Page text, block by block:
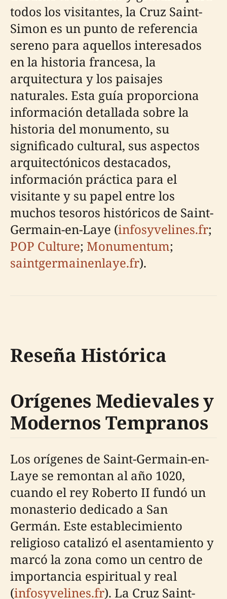
todos los visitantes, la Cruz Saint-
Simon es un punto de referencia
sereno para aquellos interesados
en la historia francesa, la
arquitectura y los paisajes
naturales. Esta guía proporciona
información detallada sobre la
historia del monumento, su
significado cultural, sus aspectos
arquitectónicos destacados,
información práctica para el
visitante y su papel entre los
muchos tesoros históricos de Saint-
Germain-en-Laye (infosyvelines.fr;
POP Culture; Monumentum;
saintgermainenlaye.fr).
Reseña Histórica
Orígenes Medievales y
Modernos Tempranos
Los orígenes de Saint-Germain-en-
Laye se remontan al año 1020,
cuando el rey Roberto II fundó un
monasterio dedicado a San
Germán. Este establecimiento
religioso catalizó el asentamiento y
marcó la zona como un centro de
importancia espiritual y real
(infosyvelines.fr). La Cruz Saint-